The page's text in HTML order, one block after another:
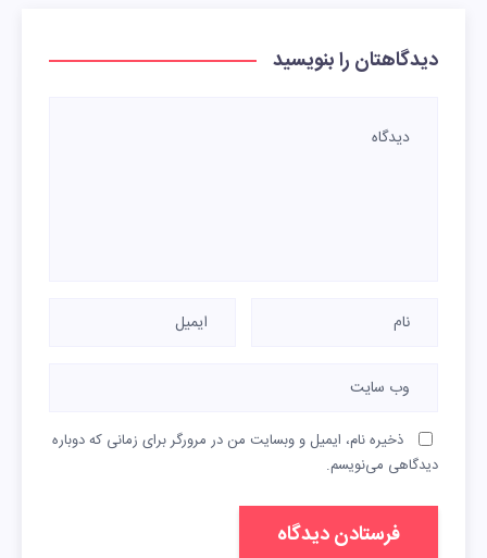
دیدگاهتان را بنویسید
ذخیره نام، ایمیل و وبسایت من در مرورگر برای زمانی که دوباره
دیدگاهی می‌نویسم.